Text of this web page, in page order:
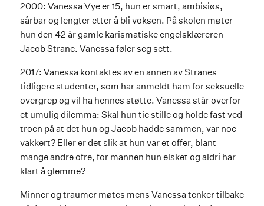
2000: Vanessa Vye er 15, hun er smart, ambisiøs,
sårbar og lengter etter å bli voksen. På skolen møter
hun den 42 år gamle karismatiske engelsklæreren
Jacob Strane. Vanessa føler seg sett.
2017: Vanessa kontaktes av en annen av Stranes
tidligere studenter, som har anmeldt ham for seksuelle
overgrep og vil ha hennes støtte. Vanessa står overfor
et umulig dilemma: Skal hun tie stille og holde fast ved
troen på at det hun og Jacob hadde sammen, var noe
vakkert? Eller er det slik at hun var et offer, blant
mange andre ofre, for mannen hun elsket og aldri har
klart å glemme?
Minner og traumer møtes mens Vanessa tenker tilbake